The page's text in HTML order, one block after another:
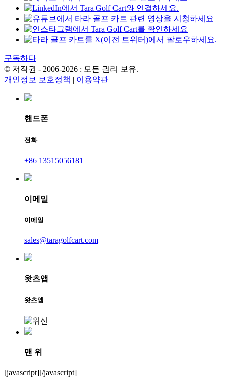
구독하다
© 저작권 - 2006-2026 : 모든 권리 보유.
개인정보 보호정책 | 이용약관
핸드폰
전화
+86 13515056181
이메일
이메일
sales@taragolfcart.com
왓츠앱
왓츠앱
맨 위
[javascript][/javascript]